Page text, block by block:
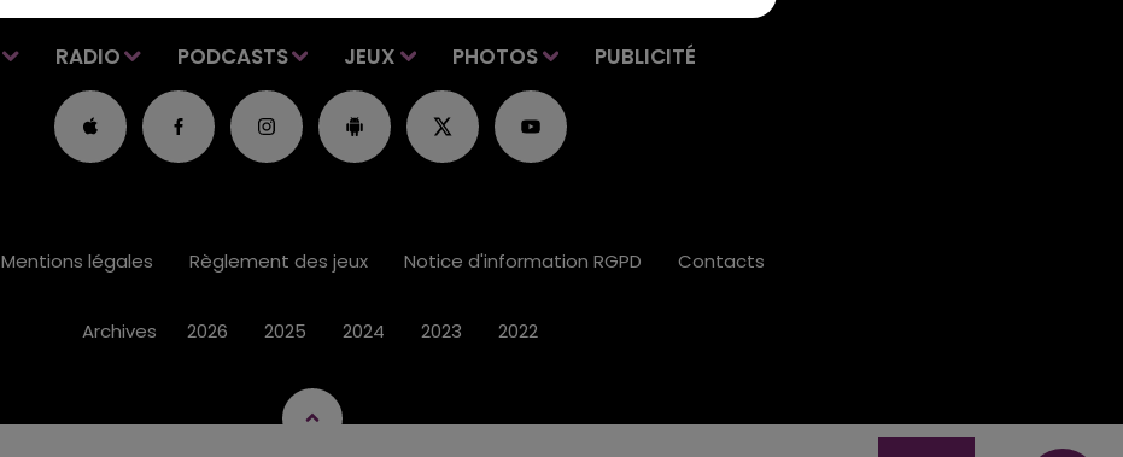
RADIO PODCASTS JEUX PHOTOS PUBLICITÉ
Mentions légales Règlement des jeux Notice d'information RGPD Contacts
Archives 2026 2025 2024 2023 2022